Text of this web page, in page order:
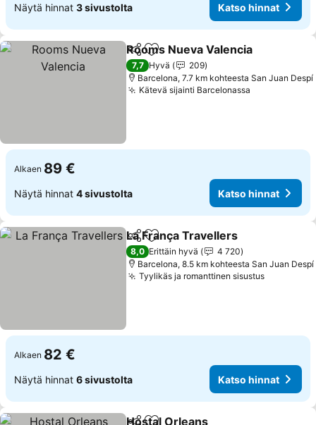
Näytä hinnat 3 sivustolta Katso hinnat
Jaa Lisää suosikkeihin
Rooms Nueva Valencia
7,7 Hyvä
209
Barcelona, 7.7 km kohteesta San Juan Despí
Kätevä sijainti Barcelonassa
Alkaen 89 €
Näytä hinnat 4 sivustolta Katso hinnat
Jaa Lisää suosikkeihin
La França Travellers
8,0 Erittäin hyvä
4 720
Barcelona, 8.5 km kohteesta San Juan Despí
Tyylikäs ja romanttinen sisustusKatso
Alkaen 82 €
Näytä hinnat 6 sivustolta Katso hinnat
Hostal Orleans